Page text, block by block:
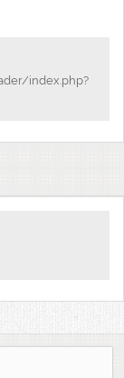
index.php?